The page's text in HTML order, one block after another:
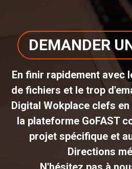
DEMANDER
En finir rapidement avec
de fichiers et le trop
Digital Wokplace clefs
la plateforme GoFAST
projet spécifique et
Directions